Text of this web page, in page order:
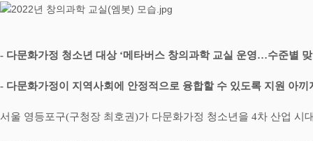
- 다문화가정 청소년 대상 ‘메타버스 창의과학 교실 운영…수준별
- 다문화가정이 지역사회에 안정적으로 융합할 수 있도록 지원 아끼
서울 영등포구(구청장 최호권)가 다문화가정 청소년을 4차 산업 시